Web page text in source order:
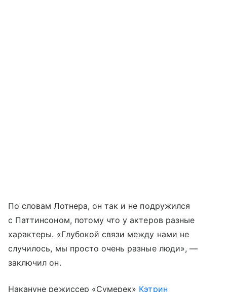
По словам Лотнера, он так и не подружился
с Паттинсоном, потому что у актеров разные
характеры. «Глубокой связи между нами не
случилось, мы просто очень разные люди», —
заключил он.
Накануне режиссер «Сумерек» Кэтрин